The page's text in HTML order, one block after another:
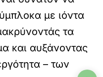
με ιόντα
τα
και αυξάνοντας
– των